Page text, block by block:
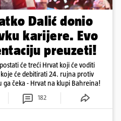
Dalić donio
karijere. Evo
preuzeti!
će treći Hrvat koji će voditi
će debitirati 24. rujna protiv
čeka - Hrvat na klupi Bahreina!
182